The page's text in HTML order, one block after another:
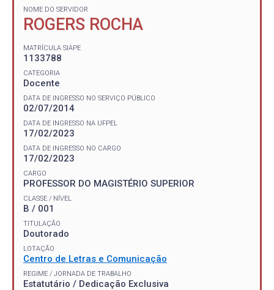
NOME DO SERVIDOR
ROGERS ROCHA
MATRÍCULA SIAPE
1133788
CATEGORIA
Docente
DATA DE INGRESSO NO SERVIÇO PÚBLICO
02/07/2014
DATA DE INGRESSO NA UFPEL
17/02/2023
DATA DE INGRESSO NO CARGO
17/02/2023
CARGO
PROFESSOR DO MAGISTÉRIO SUPERIOR
CLASSE / NÍVEL
B / 001
TITULAÇÃO
Doutorado
LOTAÇÃO
Centro de Letras e Comunicação
REGIME / JORNADA DE TRABALHO
Estatutário / Dedicação Exclusiva